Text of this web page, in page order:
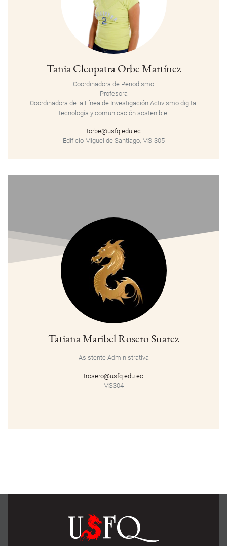
Tania Cleopatra Orbe Martínez
Coordinadora de Periodismo
Profesora
Coordinadora de la Línea de Investigación Activismo digital
tecnología y comunicación sostenible.
torbe@usfq.edu.ec
Edificio Miguel de Santiago, MS-305
Tatiana Maribel Rosero Suarez
Asistente Administrativa
trosero@usfq.edu.ec
MS304